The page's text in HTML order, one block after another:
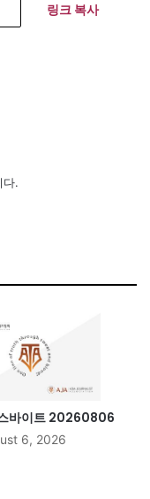
링크 복사
다.
바이트 20260806
6, 2026